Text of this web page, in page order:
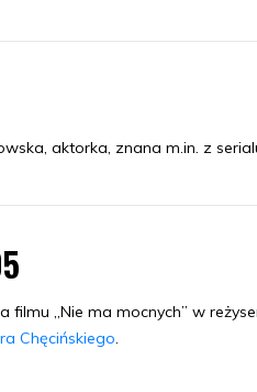
aktorka, znana m.in. z
filmu „Nie ma mocnych” w
Chęcińskiego.